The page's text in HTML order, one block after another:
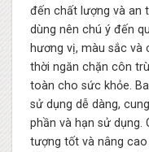
đến chất lượng và an
dùng nên chú ý đến
hương vị, màu sắc và
thời ngăn chặn côn
toàn cho sức khỏe.
sử dụng dễ dàng,
phần và hạn sử dụng.
tượng tốt và nâng